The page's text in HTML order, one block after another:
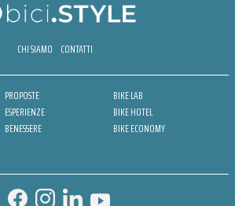
CHI SIAMO CONTATTI
PROPOSTE
ESPERIENZE
BENESSERE
BIKE LAB
BIKE HOTEL
BIKE ECONOMY